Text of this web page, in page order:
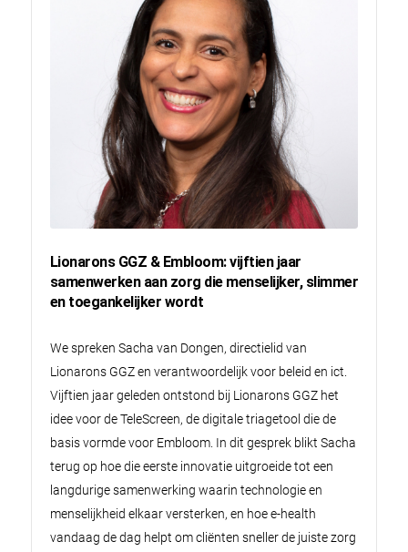
Lionarons GGZ & Embloom: vijftien jaar
samenwerken aan zorg die menselijker, slimmer
en toegankelijker wordt
We spreken Sacha van Dongen, directielid van
Lionarons GGZ en verantwoordelijk voor beleid en ict.
Vijftien jaar geleden ontstond bij Lionarons GGZ het
idee voor de TeleScreen, de digitale triagetool die de
basis vormde voor Embloom. In dit gesprek blikt Sacha
terug op hoe die eerste innovatie uitgroeide tot een
langdurige samenwerking waarin technologie en
menselijkheid elkaar versterken, en hoe e-health
vandaag de dag helpt om cliënten sneller de juiste zorg